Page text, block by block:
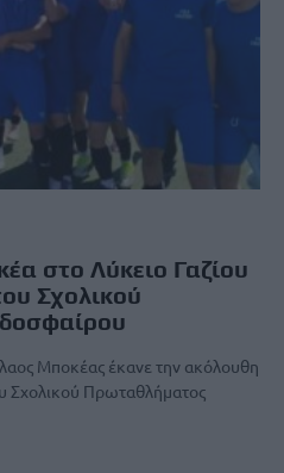
στο Λύκειο Γαζίου
Σχολικού
Μποκέας έκανε την ακόλουθη
Σχολικού Πρωταθλήματος